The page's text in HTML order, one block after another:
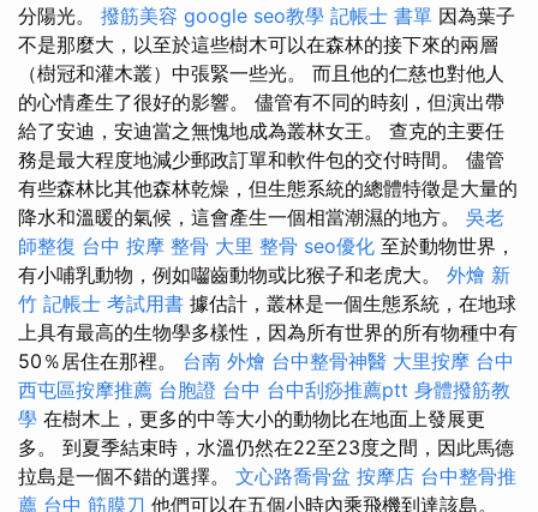
分陽光。 撥筋美容 google seo教學 記帳士 書單 因為葉子
不是那麼大，以至於這些樹木可以在森林的接下來的兩層
（樹冠和灌木叢）中張緊一些光。 而且他的仁慈也對他人
的心情產生了很好的影響。 儘管有不同的時刻，但演出帶
給了安迪，安迪當之無愧地成為叢林女王。 查克的主要任
務是最大程度地減少郵政訂單和軟件包的交付時間。 儘管
有些森林比其他森林乾燥，但生態系統的總體特徵是大量的
降水和溫暖的氣候，這會產生一個相當潮濕的地方。 吳老
師整復 台中 按摩 整骨 大里 整骨 seo優化 至於動物世界，
有小哺乳動物，例如囓齒動物或比猴子和老虎大。 外燴 新
竹 記帳士 考試用書 據估計，叢林是一個生態系統，在地球
上具有最高的生物學多樣性，因為所有世界的所有物種中有
50％居住在那裡。 台南 外燴 台中整骨神醫 大里按摩 台中
西屯區按摩推薦 台胞證 台中 台中刮痧推薦ptt 身體撥筋教
學 在樹木上，更多的中等大小的動物比在地面上發展更
多。 到夏季結束時，水溫仍然在22至23度之間，因此馬德
拉島是一個不錯的選擇。 文心路喬骨盆 按摩店 台中整骨推
薦 台中 筋膜刀 他們可以在五個小時內乘飛機到達該島。